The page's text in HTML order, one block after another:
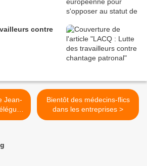
contre
Bientôt des médecins-flics
dans les entreprises >